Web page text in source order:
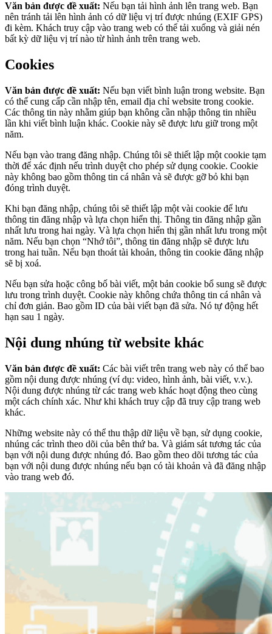
Văn bản được đề xuất: Nếu bạn tải hình ảnh lên trang web. Bạn
nên tránh tải lên hình ảnh có dữ liệu vị trí được nhúng (EXIF GPS)
đi kèm. Khách truy cập vào trang web có thể tải xuống và giải nén
bất kỳ dữ liệu vị trí nào từ hình ảnh trên trang web.
Cookies
Văn bản được đề xuất: Nếu bạn viết bình luận trong website. Bạn
có thể cung cấp cần nhập tên, email địa chỉ website trong cookie.
Các thông tin này nhằm giúp bạn không cần nhập thông tin nhiều
lần khi viết bình luận khác. Cookie này sẽ được lưu giữ trong một
năm.
Nếu bạn vào trang đăng nhập. Chúng tôi sẽ thiết lập một cookie tạm
thời để xác định nếu trình duyệt cho phép sử dụng cookie. Cookie
này không bao gồm thông tin cá nhân và sẽ được gỡ bỏ khi bạn
đóng trình duyệt.
Khi bạn đăng nhập, chúng tôi sẽ thiết lập một vài cookie để lưu
thông tin đăng nhập và lựa chọn hiển thị. Thông tin đăng nhập gần
nhất lưu trong hai ngày. Và lựa chọn hiển thị gần nhất lưu trong một
năm. Nếu bạn chọn “Nhớ tôi”, thông tin đăng nhập sẽ được lưu
trong hai tuần. Nếu bạn thoát tài khoản, thông tin cookie đăng nhập
sẽ bị xoá.
Nếu bạn sửa hoặc công bố bài viết, một bản cookie bổ sung sẽ được
lưu trong trình duyệt. Cookie này không chứa thông tin cá nhân và
chỉ đơn giản. Bao gồm ID của bài viết bạn đã sửa. Nó tự động hết
hạn sau 1 ngày.
Nội dung nhúng từ website khác
Văn bản được đề xuất: Các bài viết trên trang web này có thể bao
gồm nội dung được nhúng (ví dụ: video, hình ảnh, bài viết, v.v.).
Nội dung được nhúng từ các trang web khác hoạt động theo cùng
một cách chính xác. Như khi khách truy cập đã truy cập trang web
khác.
Những website này có thể thu thập dữ liệu về bạn, sử dụng cookie,
nhúng các trình theo dõi của bên thứ ba. Và giám sát tương tác của
bạn với nội dung được nhúng đó. Bao gồm theo dõi tương tác của
bạn với nội dung được nhúng nếu bạn có tài khoản và đã đăng nhập
vào trang web đó.